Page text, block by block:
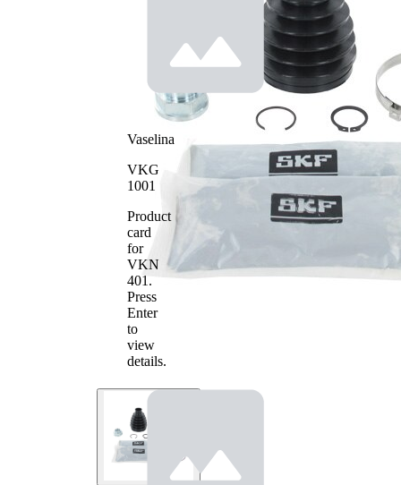
Vaselina
VKG
1001
Product
card
for
VKN
401 .
Press
Enter
to
view
details.